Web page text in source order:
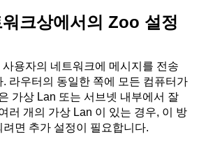
크상에서의 Zoo 설정
용자의 네트워크에 메시지를 전송
라우터의 동일한 쪽에 모든 컴퓨터가
가상 Lan 또는 서브넷 내부에서 잘
러 개의 가상 Lan 이 있는 경우, 이 방
면 추가 설정이 필요합니다.